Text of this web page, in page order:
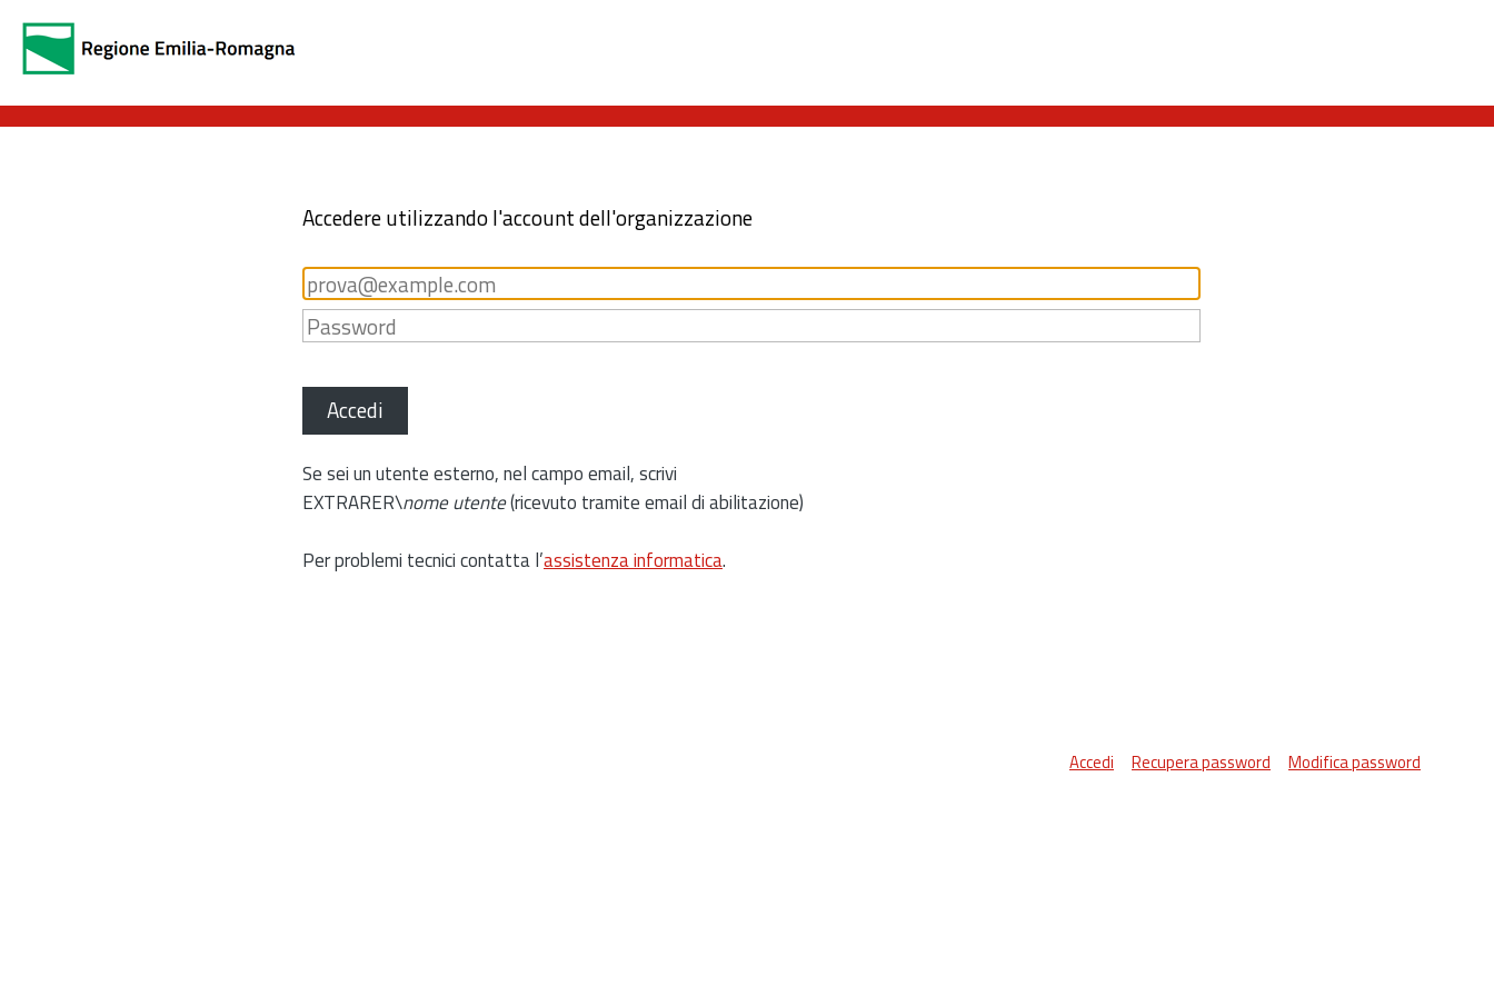
Accedere utilizzando l'account dell'organizzazione
Accedi
Se sei un utente esterno, nel campo email, scrivi
EXTRARER\nome utente(ricevuto tramite email di abilitazione)
Per problemi tecnici contatta l’assistenza informatica.
Accedi Recupera password Modifica password